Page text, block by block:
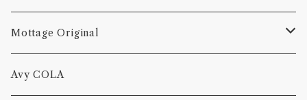
Mottage Original
Tシャツ
Avy COLA